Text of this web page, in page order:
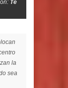
Te
la
sea